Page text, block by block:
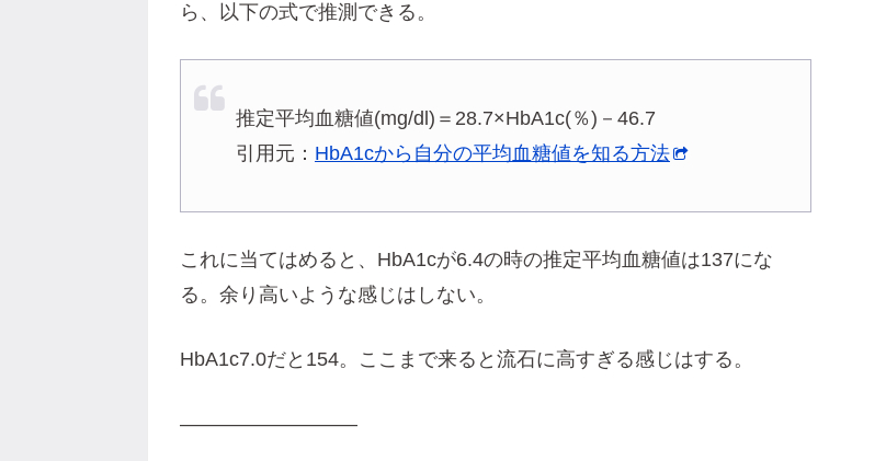
ら、以下の式で推測できる。
推定平均血糖値(mg/dl)＝28.7×HbA1c(％)－46.7
引用元： HbA1cから自分の平均血糖値を知る方法
これに当てはめると、HbA1cが6.4の時の推定平均血糖値は137にな
る。余り高いような感じはしない。
HbA1c7.0だと154。ここまで来ると流石に高すぎる感じはする。
—————————